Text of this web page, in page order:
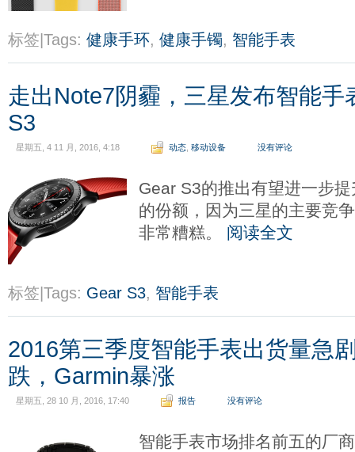
标签|Tags: 健康手环, 健康手镯, 智能手表
走出Note7阴霾，三星发布智能手
S3
星期五, 4 11 月, 2016, 4:18 动态 移动设备 没有评论
Gear S3的推出有望进一步
的份额，因为三星的主要竞
非常糟糕。 阅读全文
标签|Tags: Gear S3, 智能手表
2016第三季度智能手表出货量急
跌，Garmin暴涨
星期五, 28 10 月, 2016, 17:40 报告 没有评论
智能手表市场排名前五的厂